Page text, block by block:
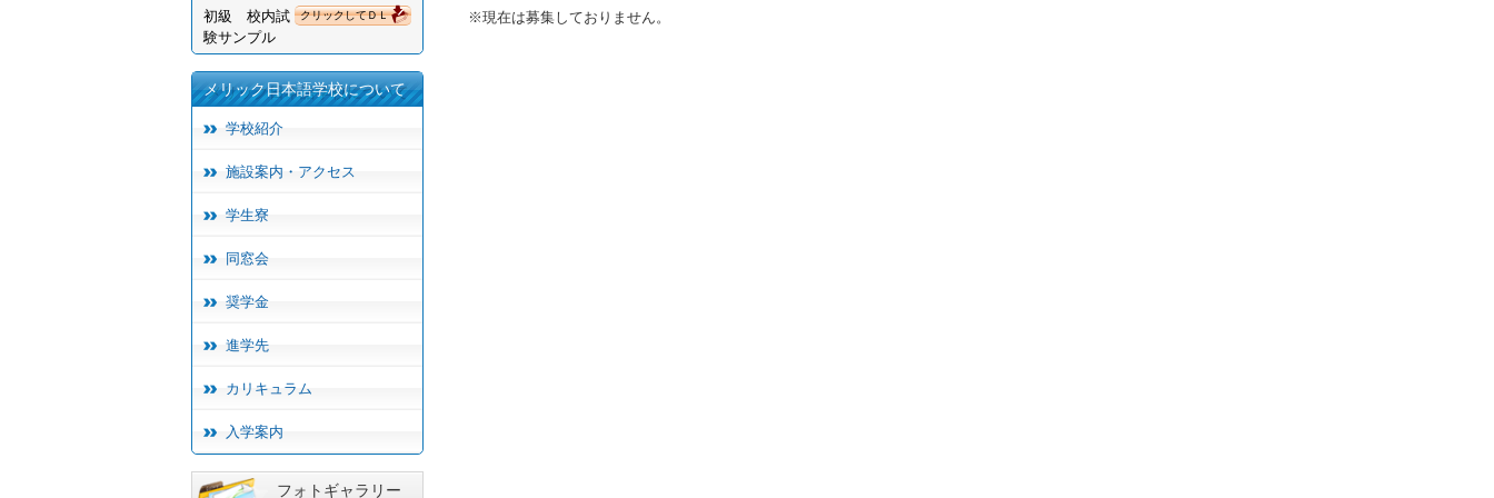
クリックしてＤＬ
初級 校内試
験サンプル
メリック日本語学校について
学校紹介
施設案内・アクセス
学生寮
同窓会
奨学金
進学先
カリキュラム
入学案内
フォトギャラリー
※現在は募集しておりません。